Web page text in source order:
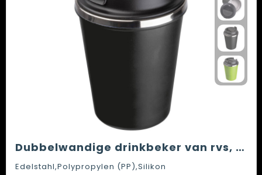
Dubbelwandige drinkbeker van rvs, 350ml
Edelstahl,Polypropylen (PP),Silikon